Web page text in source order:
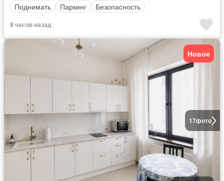
Поднимать
Паркинг Безопасность
8 часов назад
17фото
Новое